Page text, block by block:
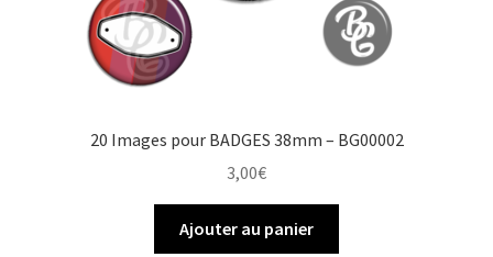
20 Images pour BADGES 38mm – BG00002
3,00€
Ajouter au panier